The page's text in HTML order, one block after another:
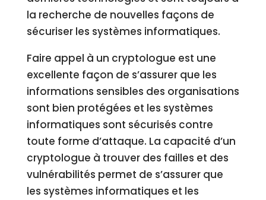
la recherche de nouvelles façons de
sécuriser les systèmes informatiques.
Faire appel à un cryptologue est une
excellente façon de s’assurer que les
informations sensibles des organisations
sont bien protégées et les systèmes
informatiques sont sécurisés contre
toute forme d’attaque. La capacité d’un
cryptologue à trouver des failles et des
vulnérabilités permet de s’assurer que
les systèmes informatiques et les